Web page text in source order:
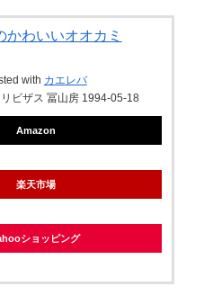
かわいいオオカミ
with カエレバ
ビザス 冨山房 1994-05-18
Amazon
楽天市場
ショッピング